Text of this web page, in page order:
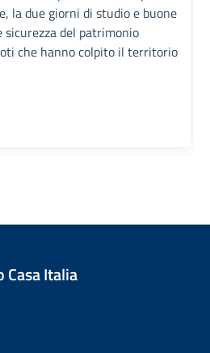
la due giorni di studio e buone
sicurezza del patrimonio
che hanno colpito il territorio
Italia